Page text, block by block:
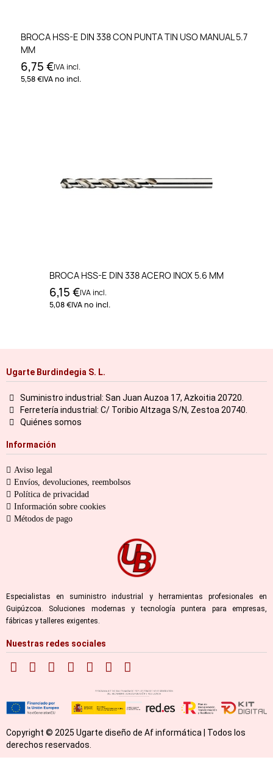
BROCA HSS-E DIN 338 CON PUNTA TIN USO MANUAL 5.7
MM
6,75 €IVA incl.
5,58 €IVA no incl.
BROCA HSS-E DIN 338 ACERO INOX 5.6 MM
6,15 €IVA incl.
5,08 €IVA no incl.
Ugarte Burdindegia S. L.
Suministro industrial: San Juan Auzoa 17, Azkoitia 20720.
Ferretería industrial: C/ Toribio Altzaga S/N, Zestoa 20740.
Quiénes somos
Información
Aviso legal
Envíos, devoluciones, reembolsos
Política de privacidad
Información sobre cookies
Métodos de pago
Especialistas en suministro industrial y herramientas profesionales en
Guipúzcoa. Soluciones modernas y tecnología puntera para empresas,
fábricas y talleres exigentes.
Nuestras redes sociales
Copyright © 2025 Ugarte diseño de Af informática | Todos los
derechos reservados.